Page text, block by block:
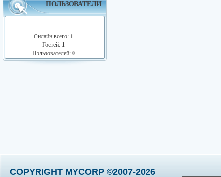
ПОЛЬЗОВАТЕЛИ
Онлайн всего: 1
Гостей: 1
Пользователей: 0
COPYRIGHT MYCORP ©2007-2026